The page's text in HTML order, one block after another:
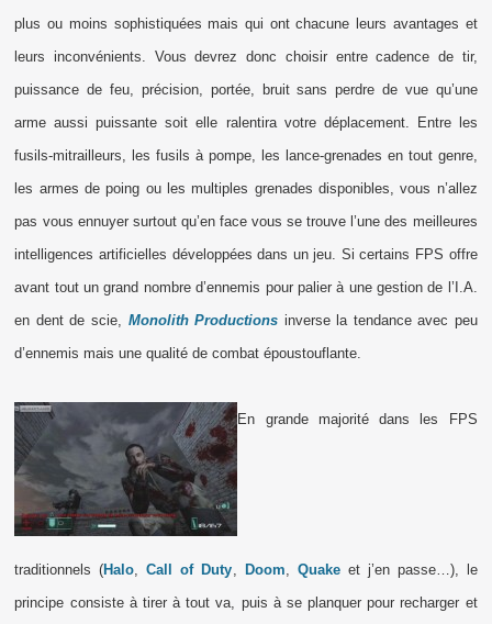
plus ou moins sophistiquées mais qui ont chacune leurs avantages et
leurs inconvénients. Vous devrez donc choisir entre cadence de tir,
puissance de feu, précision, portée, bruit sans perdre de vue qu’une
arme aussi puissante soit elle ralentira votre déplacement. Entre les
fusils-mitrailleurs, les fusils à pompe, les lance-grenades en tout genre,
les armes de poing ou les multiples grenades disponibles, vous n’allez
pas vous ennuyer surtout qu’en face vous se trouve l’une des meilleures
intelligences artificielles développées dans un jeu. Si certains FPS offre
avant tout un grand nombre d’ennemis pour palier à une gestion de l’I.A.
en dent de scie, Monolith Productions inverse la tendance avec peu
d’ennemis mais une qualité de combat époustouflante.
En grande majorité dans les FPS
traditionnels (Halo ,Call of Duty Doom Quakeet j’en passe…), le
principe consiste à tirer à tout va, puis à se planquer pour recharger et